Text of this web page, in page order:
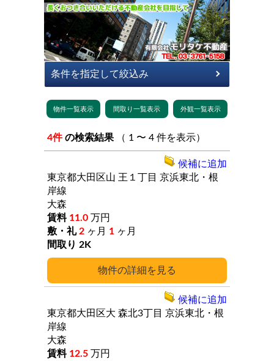
4件 の検索結果 （ 1 〜 4 件を表示）
詳細
東京都大田区山 王１丁目 京浜東北・根
岸線
大森
11.0 万円
2 ヶ月 1 ヶ月
2K
候補に追加
東京都大田区大 森北3丁目 京浜東北・根
岸線
大森
12.5 万円
候補に追加